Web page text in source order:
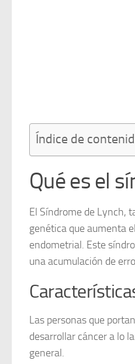
Índice de
Qué es el
El Síndrome de Lynch,
genética que aumenta
endometrial. Este
una acumulación de
Las personas que
desarrollar cáncer a lo
general.